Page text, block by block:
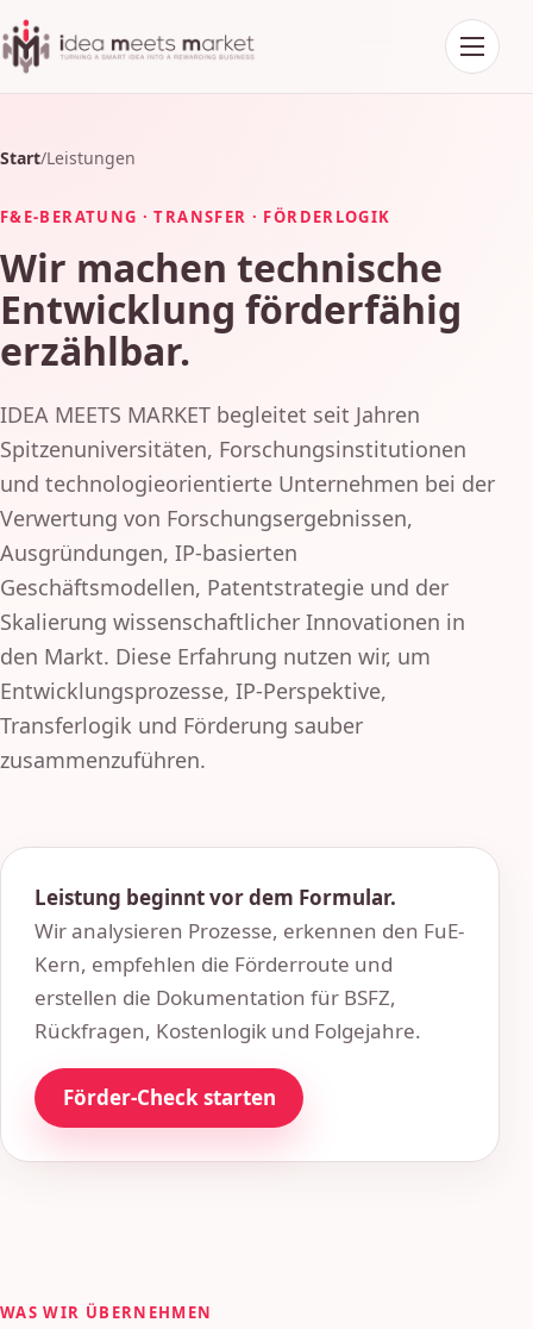
Start/Leistungen
F&E-BERATUNG · TRANSFER · FÖRDERLOGIK
Wir machen technische
Entwicklung förderfähig
erzählbar.
IDEA MEETS MARKET begleitet seit Jahren
Spitzenuniversitäten, Forschungsinstitutionen
und technologieorientierte Unternehmen bei der
Verwertung von Forschungsergebnissen,
Ausgründungen, IP-basierten
Geschäftsmodellen, Patentstrategie und der
Skalierung wissenschaftlicher Innovationen in
den Markt. Diese Erfahrung nutzen wir, um
Entwicklungsprozesse, IP-Perspektive,
Transferlogik und Förderung sauber
zusammenzuführen.
Leistung beginnt vor dem Formular.
Wir analysieren Prozesse, erkennen den FuE-
Kern, empfehlen die Förderroute und
erstellen die Dokumentation für BSFZ,
Rückfragen, Kostenlogik und Folgejahre.
Förder-Check starten
WAS WIR ÜBERNEHMEN